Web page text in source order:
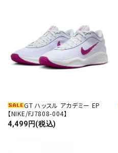
GT ハッスル アカデミー EP
【NIKE/FJ7808-004】
4,499円(税込)